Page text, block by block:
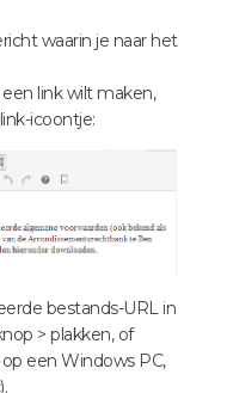
waarin je naar het
link wilt maken,
icoontje:
bestands-URL in
> plakken, of
een Windows PC,